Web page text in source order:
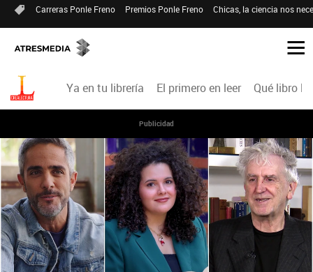
Carreras Ponle Freno Premios Ponle Freno Chicas, la ciencia nos
Ya en tu librería El primero en leer Qué libro
Publicidad
PROGRAMA COMPLETO
Roberto Leal, Inma Rubiales y Juan Luis
Arsuaga en Crea Lectura
Esta semana en Crea Lectura Roberto debuta en la
ficción con El sótano, un thriller psicológico adictivo